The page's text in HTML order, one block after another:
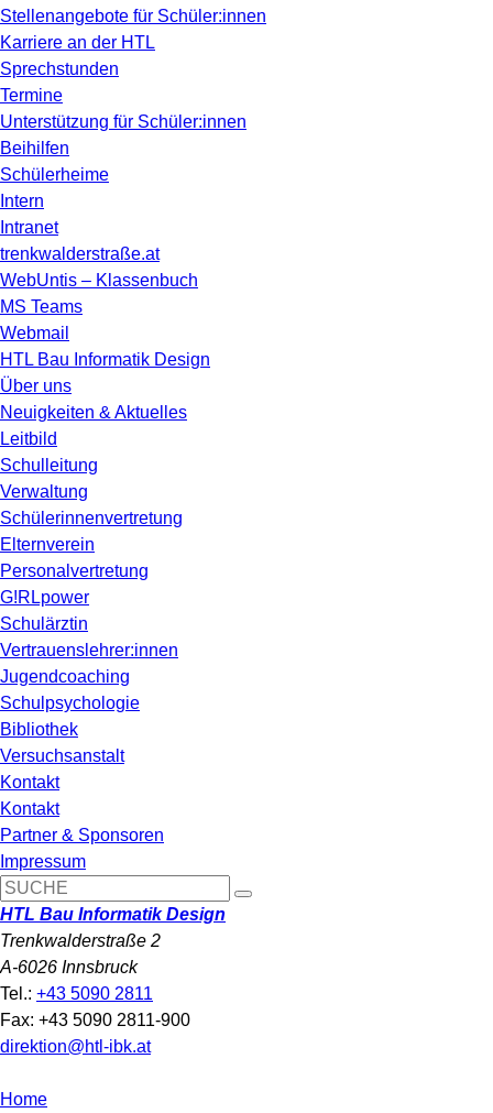
Stellenangebote für Schüler:innen
Karriere an der HTL
Sprechstunden
Termine
Unterstützung für Schüler:innen
Beihilfen
Schülerheime
Intern
Intranet
trenkwalderstraße.at
WebUntis – Klassenbuch
MS Teams
Webmail
HTL Bau Informatik Design
Über uns
Neuigkeiten & Aktuelles
Leitbild
Schulleitung
Verwaltung
Schülerinnenvertretung
Elternverein
Personalvertretung
G!RLpower
Schulärztin
Vertrauenslehrer:innen
Jugendcoaching
Schulpsychologie
Bibliothek
Versuchsanstalt
Kontakt
Kontakt
Partner & Sponsoren
Impressum
HTL Bau Informatik Design
Trenkwalderstraße 2
A-6026 Innsbruck
Tel.: +43 5090 2811
Fax: +43 5090 2811-900
direktion@htl-ibk.at
Home